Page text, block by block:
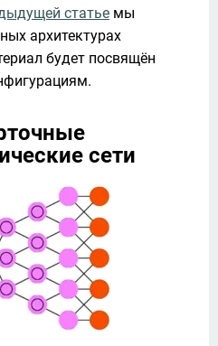
статье мы
архитектурах
будет посвящён
сети